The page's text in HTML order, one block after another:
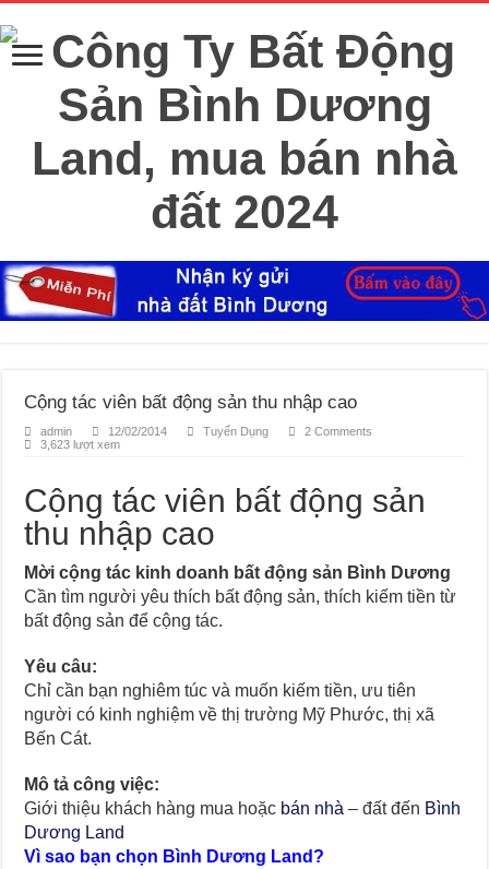
Cộng tác viên bất động sản thu nhập cao
admin 12/02/2014 Tuyển Dụng
2 Comments
3,623 lượt xem
Cộng tác viên bất động sản
thu nhập cao
Mời cộng tác kinh doanh bất động sản Bình Dương
Cần tìm người yêu thích bất động sản, thích kiếm tiền từ
bất động sản để cộng tác.
Yêu câu:
Chỉ cần bạn nghiêm túc và muốn kiếm tiền, ưu tiên
người có kinh nghiệm về thị trường Mỹ Phước, thị xã
Bến Cát.
Mô tả công việc:
Giới thiệu khách hàng mua hoặc bán nhà – đất đến Bình
Dương Land
Vì sao bạn chọn Bình Dương Land?